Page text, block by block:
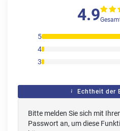
4.9
5
4
3
Echtheit der
Bitte melden Sie sich mit
Passwort an, um diese